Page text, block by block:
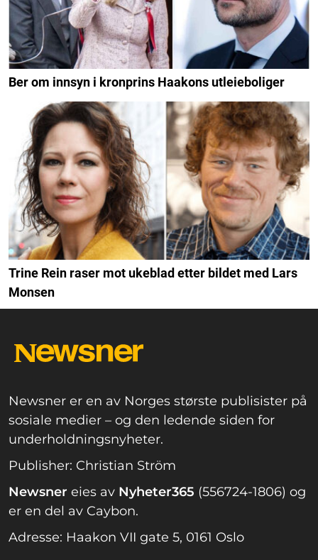
Ber om innsyn i kronprins Haakons utleieboliger
Trine Rein raser mot ukeblad etter bildet med Lars
Monsen
Newsner er en av Norges største publisister på
sosiale medier – og den ledende siden for
underholdningsnyheter.
Publisher: Christian Ström
Newsner eies av Nyheter365 (556724-1806) og
er en del av Caybon.
Adresse: Haakon VII gate 5, 0161 Oslo